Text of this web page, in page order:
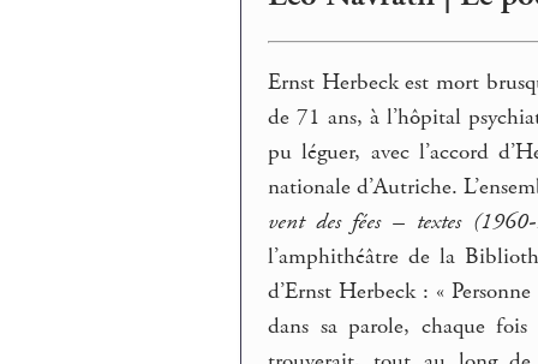
Ernst Herbeck est mort
de 71 ans, à l’hôpital
pu léguer, avec l’accord
nationale d’Autriche.
vent des fées – textes
l’amphithéâtre de la
d’Ernst Herbeck : «
dans sa parole, chaque